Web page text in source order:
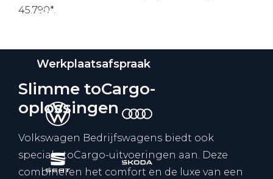
Verhuur
Werkplaatsafspraak
45.790*.
Slimme toCargo-
oplossingen
Volkswagen Bedrijfswagens biedt ook
speciale toCargo-uitvoeringen aan. Deze
combineren het comfort en de luxe van een